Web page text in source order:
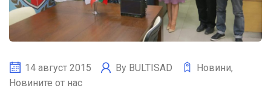
14 август 2015 By BULTISAD Новини,
Новините от нас